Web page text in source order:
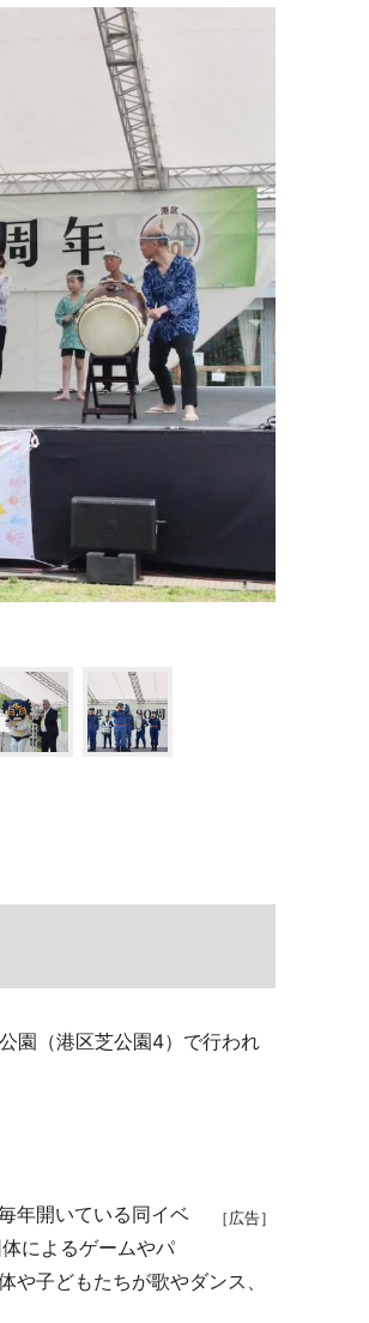
園（港区芝公園4）で行われ
［広告］
年開いている同イベ
によるゲームやパ
子どもたちが歌やダンス、